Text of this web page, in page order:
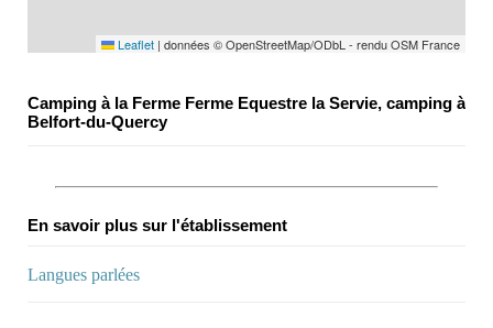
Leaflet | données © OpenStreetMap/ODbL - rendu OSM France
Camping à la Ferme Ferme Equestre la Servie, camping à
Belfort-du-Quercy
En savoir plus sur l'établissement
Langues parlées